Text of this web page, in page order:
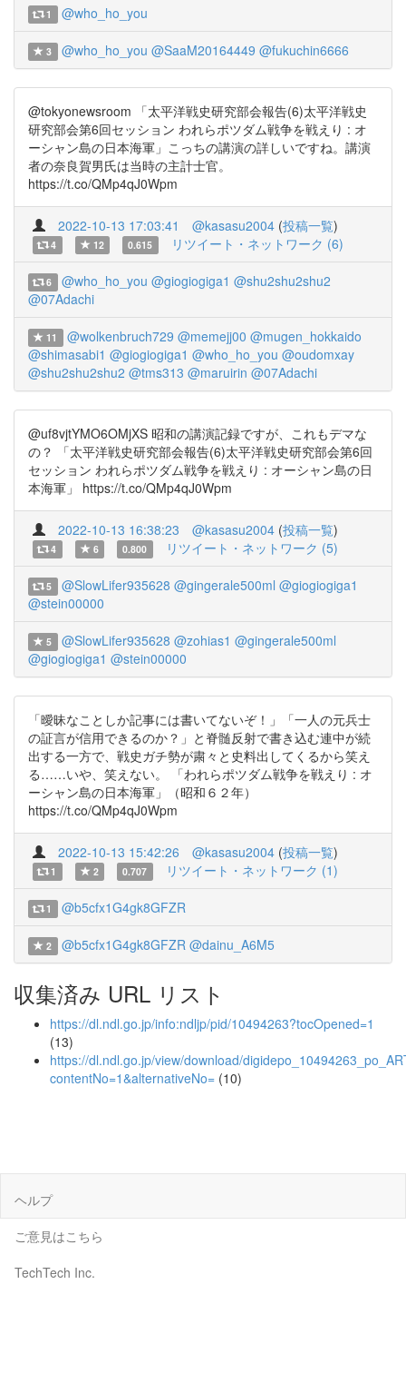
1 @who_ho_you
3 @who_ho_you @SaaM20164449 @fukuchin6666
@tokyonewsroom 「太平洋戦史研究部会報告(6)太平洋戦史
研究部会第6回セッション われらポツダム戦争を戦えり : オ
ーシャン島の日本海軍」こっちの講演の詳しいですね。講演
者の奈良賀男氏は当時の主計士官。
https://t.co/QMp4qJ0Wpm
2022-10-13 17:03:41 @kasasu2004 (投稿一覧)
4 12 0.615 リツイート・ネットワーク (6)
6 @who_ho_you @giogiogiga1 @shu2shu2shu2
@07Adachi
11 @wolkenbruch729 @memejj00 @mugen_hokkaido
@shimasabi1 @giogiogiga1 @who_ho_you @oudomxay
@shu2shu2shu2 @tms313 @maruirin @07Adachi
@uf8vjtYMO6OMjXS 昭和の講演記録ですが、これもデマな
の？ 「太平洋戦史研究部会報告(6)太平洋戦史研究部会第6回
セッション われらポツダム戦争を戦えり : オーシャン島の日
本海軍」 https://t.co/QMp4qJ0Wpm
2022-10-13 16:38:23 @kasasu2004 (投稿一覧)
4 6 0.800 リツイート・ネットワーク (5)
5 @SlowLifer935628 @gingerale500ml @giogiogiga1
@stein00000
5 @SlowLifer935628 @zohias1 @gingerale500ml
@giogiogiga1 @stein00000
「曖昧なことしか記事には書いてないぞ！」「一人の元兵士
の証言が信用できるのか？」と脊髄反射で書き込む連中が続
出する一方で、戦史ガチ勢が粛々と史料出してくるから笑え
る……いや、笑えない。 「われらポツダム戦争を戦えり : オ
ーシャン島の日本海軍」（昭和６２年）
https://t.co/QMp4qJ0Wpm
2022-10-13 15:42:26 @kasasu2004 (投稿一覧)
1 2 0.707 リツイート・ネットワーク (1)
1 @b5cfx1G4gk8GFZR
2 @b5cfx1G4gk8GFZR @dainu_A6M5
収集済み URL リスト
https://dl.ndl.go.jp/info:ndljp/pid/10494263?tocOpened=1
(13)
https://dl.ndl.go.jp/view/download/
contentNo=1&alternativeNo= (10)
ヘルプ
ご意見はこちら
TechTech Inc.